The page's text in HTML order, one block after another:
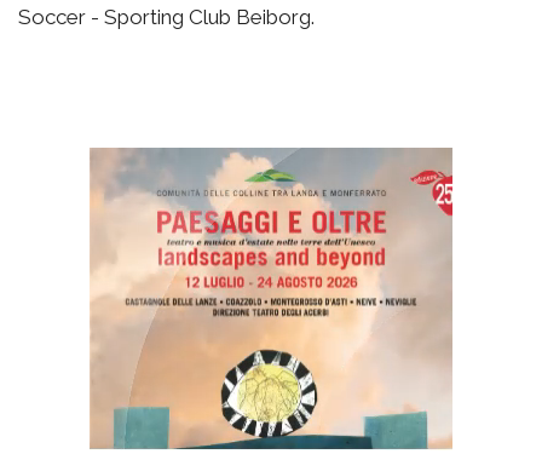
Soccer - Sporting Club Beiborg.